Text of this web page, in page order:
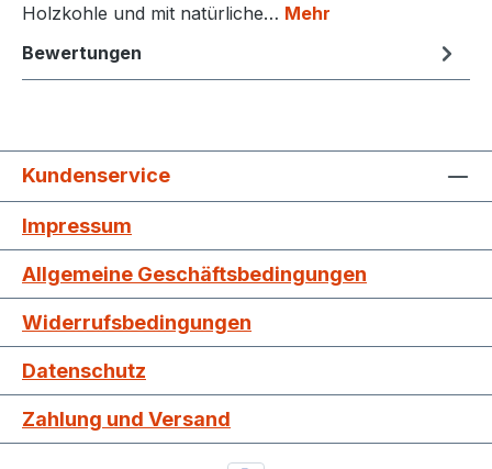
Holzkohle und mit natürliche… Mehr
Bewertungen
Kundenservice
Impressum
Allgemeine Geschäftsbedingungen
Widerrufsbedingungen
Datenschutz
Zahlung und Versand